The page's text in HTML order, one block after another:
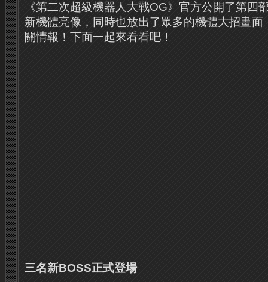
《第二次超級機器人大戰OG》官方公開了第四
新機體亮像，同時也放出了眾多的機體大招畫
關情報！下面一起來看看吧！
三名新BOSS正式登場